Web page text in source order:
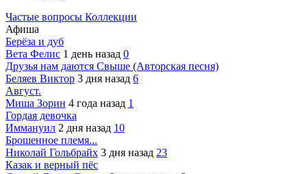
Частые вопросы Коллекции
Афиша
Берёза и дуб
Вета Фелис 1 день назад 0
Друзья нам даются Свыше (Авторская песня)
Беляев Виктор 3 дня назад 6
Август.
Миша Зорин 4 года назад 1
Гордая девочка
Иммануил 2 дня назад 10
Брошенное племя...
Николай Гольбрайх 3 дня назад 23
Казак и верный пёс